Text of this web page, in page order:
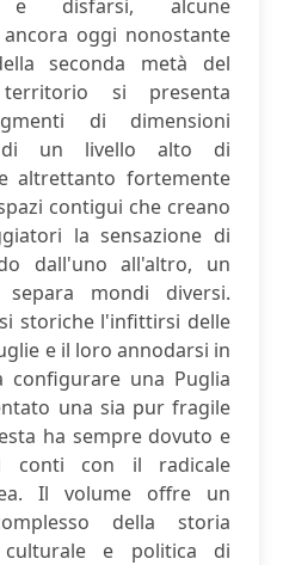
e disfarsi, alcune
oggi nonostante
seconda metà del
si presenta
di dimensioni
di un livello alto di
altrettanto fortemente
contigui che creano
la sensazione di
dall'uno all'altro, un
mondi diversi.
storiche l'infittirsi delle
e il loro annodarsi in
una Puglia
una sia pur fragile
ha sempre dovuto e
conti con il radicale
Il volume offre un
della storia
culturale e politica di